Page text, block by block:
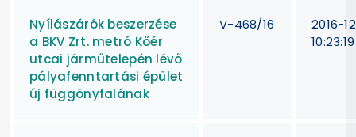
Nyílászárók beszerzése
a BKV Zrt. metró Kőér
utcai járműtelepén lévő
pályafenntartási épület
új függönyfalának
V-468/16
2016-
10:23:19